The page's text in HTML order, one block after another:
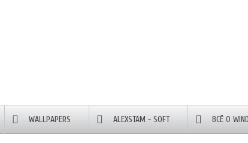
WALLPAPERS ALEXSTAM - SOFT ВСЁ О